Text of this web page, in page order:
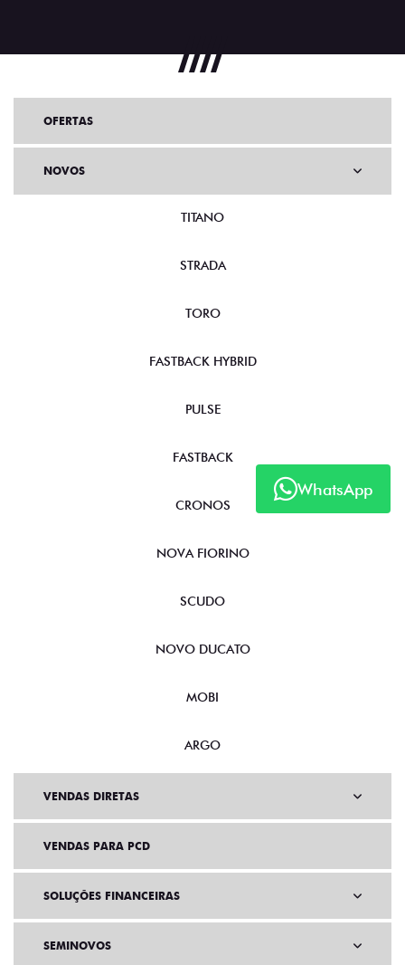
WhatsApp
OFERTAS
NOVOS
TITANO
STRADA
TORO
FASTBACK HYBRID
PULSE
FASTBACK
CRONOS
NOVA FIORINO
SCUDO
NOVO DUCATO
MOBI
ARGO
VENDAS DIRETAS
VENDAS PARA PCD
SOLUÇÕES FINANCEIRAS
SEMINOVOS